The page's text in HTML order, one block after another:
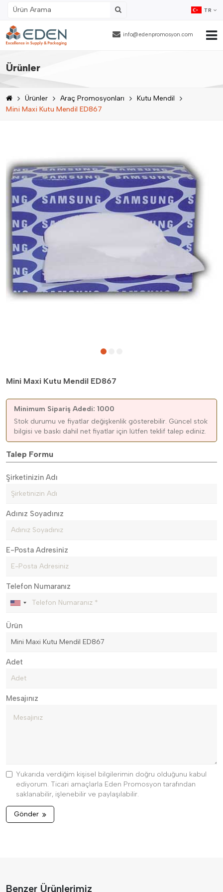
info@edenpromosyon.com
TR
Ana Sayfa
Hakkımızda
Ürünler
Blog
İnsan Kaynakları
İletişim
Ürünler
Ürünler Araç Promosyonları
Kutu Mendil
Mini Maxi Kutu Mendil ED867
Mini Maxi Kutu Mendil ED867
Minimum Sipariş Adedi: 1000
Stok durumu ve fiyatlar değişkenlik gösterebilir. Güncel stok
bilgisi ve baskı dahil net fiyatlar için lütfen teklif talep ediniz.
Talep Formu
Şirketinizin Adı
Adınız Soyadınız
E-Posta Adresiniz
Telefon Numaranız
Ürün
Adet
Mesajınız
Yukarıda verdiğim kişisel bilgilerimin doğru olduğunu kabul
ediyorum. Ticari amaçlarla Eden Promosyon tarafından
saklanabilir, işlenebilir ve paylaşılabilir.
Gönder
Benzer Ürünlerimiz